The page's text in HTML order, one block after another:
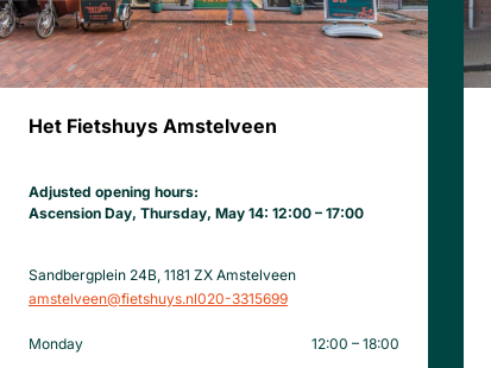
Het Fietshuys Amstelveen
Adjusted opening hours:
Ascension Day, Thursday, May 14: 12:00 – 17:00
Sandbergplein 24B, 1181 ZX Amstelveen
amstelveen@fietshuys.nl020-3315699
Monday 12:00 – 18:00